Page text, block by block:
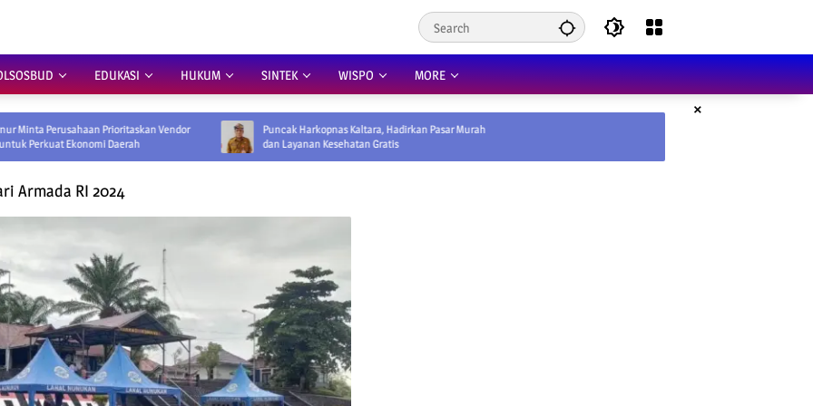
EDUKASI HUKUM SINTEK WISPO MORE
×
Prioritaskan Vendor
Daerah
Puncak Harkopnas Kaltara, Hadirkan Pasar Murah
dan Layanan Kesehatan Gratis
Armada RI 2024